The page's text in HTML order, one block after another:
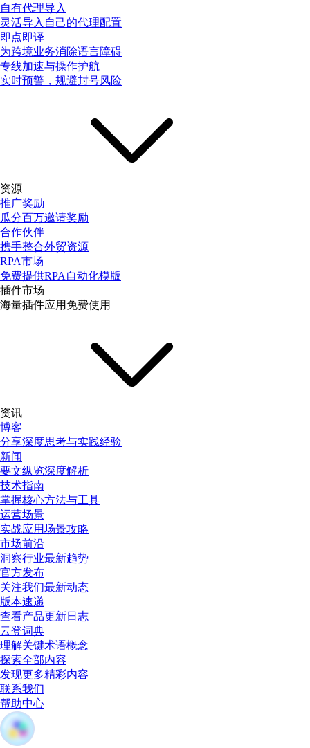
自有代理导入
灵活导入自己的代理配置
即点即译
为跨境业务消除语言障碍
专线加速与操作护航
实时预警，规避封号风险
资源
推广奖励
瓜分百万邀请奖励
合作伙伴
携手整合外贸资源
RPA市场
免费提供RPA自动化模版
插件市场
海量插件应用免费使用
资讯
博客
分享深度思考与实践经验
新闻
要文纵览深度解析
技术指南
掌握核心方法与工具
运营场景
实战应用场景攻略
市场前沿
洞察行业最新趋势
官方发布
关注我们最新动态
版本速递
查看产品更新日志
云登词典
理解关键术语概念
探索全部内容
发现更多精彩内容
联系我们
帮助中心